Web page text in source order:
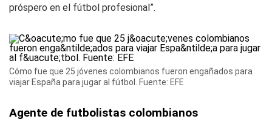
próspero en el fútbol profesional”.
Cómo fue que 25 jóvenes colombianos fueron engañados para
viajar España para jugar al fútbol. Fuente: EFE
Agente de futbolistas colombianos